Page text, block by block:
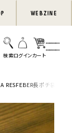
WEBZINE
長ポチ袋（3枚